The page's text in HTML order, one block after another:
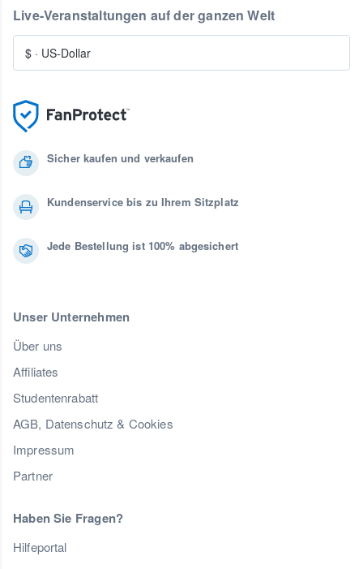
Sicher kaufen und verkaufen
Kundenservice bis zu Ihrem Sitzplatz
Jede Bestellung ist 100% abgesichert
Unser Unternehmen
Über uns
Affiliates
Studentenrabatt
AGB, Datenschutz & Cookies
Impressum
Partner
Haben Sie Fragen?
Hilfeportal
Live-Veranstaltungen auf der ganzen Welt
$ · US-Dollar